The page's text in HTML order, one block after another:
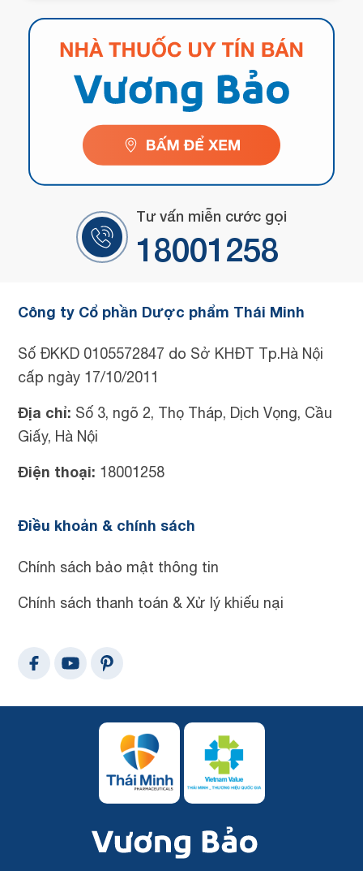
Tư vấn miễn cước gọi
18001258
Công ty Cổ phần Dược phẩm Thái Minh
Số ĐKKD 0105572847 do Sở KHĐT Tp.Hà Nội
cấp ngày 17/10/2011
Địa chỉ: Số 3, ngõ 2, Thọ Tháp, Dịch Vọng, Cầu
Giấy, Hà Nội
Điện thoại: 18001258
Điều khoản & chính sách
Chính sách bảo mật thông tin
Chính sách thanh toán & Xử lý khiếu nại